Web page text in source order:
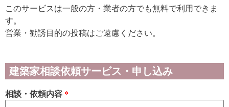
このサービスは一般の方・業者の方でも無料で利用できま
す。
営業・勧誘目的の投稿はご遠慮ください。
建築家相談依頼サービス・申し込み
相談・依頼内容 *